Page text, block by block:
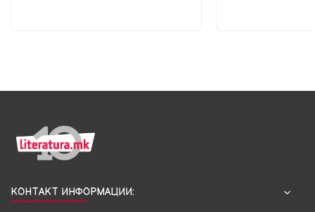
КОНТАКТ ИНФОРМАЦИИ: